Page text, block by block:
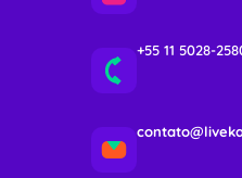
+55 11 5028-